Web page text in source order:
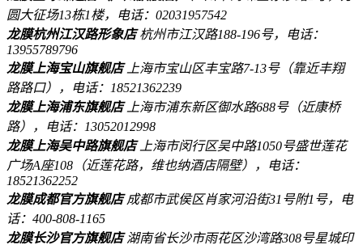
圆大征场13栋1楼，电话：02031957542
龙膜杭州江汉路形象店杭州市江汉路188-196号，电话：
13955789796
龙膜上海宝山旗舰店 上海市宝山区丰宝路7-13号（靠近丰翔
路路口），电话：18521362239
龙膜上海浦东旗舰店 上海市浦东新区御水路688号（近康桥
路），电话：13052012998
龙膜上海吴中路旗舰店 上海市闵行区吴中路1050号盛世莲花
广场A座108（近莲花路，维也纳酒店隔壁），电话：
18521362252
龙膜成都官方旗舰店成都市武侯区肖家河沿街31号附1号，电
话：400-808-1165
龙膜长沙官方旗舰店湖南省长沙市雨花区沙湾路308号星城印